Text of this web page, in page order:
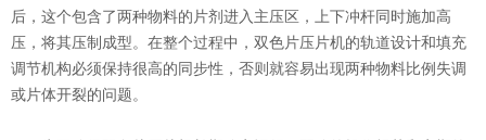
后，这个包含了两种物料的片剂进入主压区，上下冲杆同时施加高
压，将其压制成型。在整个过程中，双色片压片机的轨道设计和填充
调节机构必须保持很高的同步性，否则就容易出现两种物料比例失调
或片体开裂的问题。